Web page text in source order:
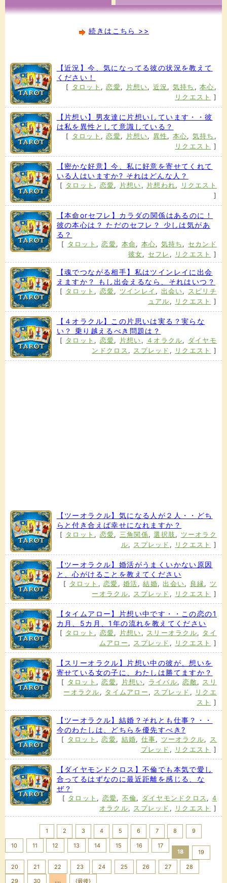
続きはこちら >>
【近況】今、気になってる彼の状況を教えて
ください！
[ タロット ,恋愛, 片想い, 近況, 気持ち ,本心 ,
リクエスト
]
【片想い】男友達に片想いしています・・彼
は私を異性として意識している？
[ タロット ,恋愛, 片想い, 異性 , 本心, 気持ち ,
リクエスト
]
【密かな好意】今、私に好意を寄せてくれて
いる人はいますか? それはどんな人？
[ タロット , 恋愛, 片想い , 片想われ,
リクエスト
]
【本命orセフレ】カラダの関係はあるのに！
彼の本心は？ ただのセフレ？ 少しは気があ
る？
[ タロット ,恋愛, 本命 , 本心, 気持ち , セカンド
彼女, セフレ , リクエスト ]
【魂でつながる相手】私はツインレイに出会
えますか？ もし出会えるなら、それはいつ？
[ タロット , 恋愛, ツインレイ , 出会い, スピリチ
ュアル , リクエスト ]
【４オラクル】この片思いは実る？実らな
い？ 乗り越えるべき問題は？
[ タロット , 恋愛, 片想い , ４オラクル, ダイヤモ
ンドクロス , スプレッド , リクエスト ]
【ツーオラクル】気になる人が２人・・どち
らと付き合えば幸せになれますか？
[ タロット , 恋愛, 三角関係,選択肢 , ツーオラク
ル, スプレッド , リクエスト ]
【ツーオラクル】婚活がうまくいかない原因
と、心がけることを教えてください
[ タロット ,恋愛 ,婚活 ,結婚,出会い, 良縁 , ツ
ーオラクル, スプレッド , リクエスト ]
【タイムアロー】片想い中です・・この恋の1
カ月、5カ月、1年の流れを教えてください
[ タロット , 恋愛, 片想い , スリーオラクル, タイ
ムアロー , スプレッド , リクエスト ]
【スリーオラクル】片想い中の彼が、想いを
寄せている女の子に、わたしは勝てますか？
[ タロット ,恋愛, 片想い, ライバル,恋敵, スリ
ーオラクル , タイムアロー , スプレッド ,
リクエ
スト
]
【ツーオラクル】結婚？それとも仕事？・・
今のわたしは、どちらを優先すべき?
[ タロット ,恋愛, 結婚, 仕事, ツーオラクル,
ス
プレッド , リクエスト ]
【ダイヤモンドクロス】不倫でも本気で愛し
合ってるはずなのに最近距離を感じる、な
ぜ？
[ タロット , 恋愛, 不倫, ダイヤモンドクロス , 4
オラクル, スプレッド , リクエスト ]
1 2 3 4 5 6 7 8 9
10 11 12 13 14 15 16
17
18
19
20 21 22 23 24 25 26 27 28
29 30 .... {最後}